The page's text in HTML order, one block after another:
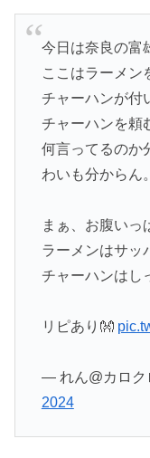
今日は奈良の富
ここはラーメン
チャーハンが付
チャーハンを頼
何言ってるのか
わいも分からん。
まぁ、お腹い
ラーメンはサッ
チャーハンはし
リピあり👐
— れん@カロク
2024